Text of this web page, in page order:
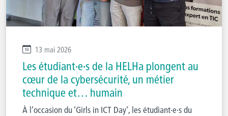
13 mai 2026
Les étudiant·e·s de la HELHa plongent au
cœur de la cybersécurité, un métier
technique et… humain
À l’occasion du ‘Girls in ICT Day’, les étudiant·e·s du